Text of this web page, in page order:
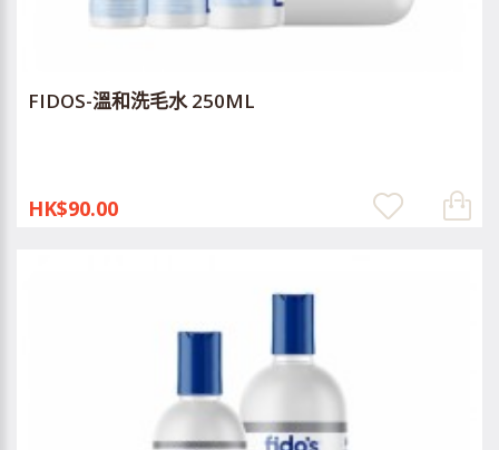
FIDOS-溫和洗毛水 250ML
HK$90.00